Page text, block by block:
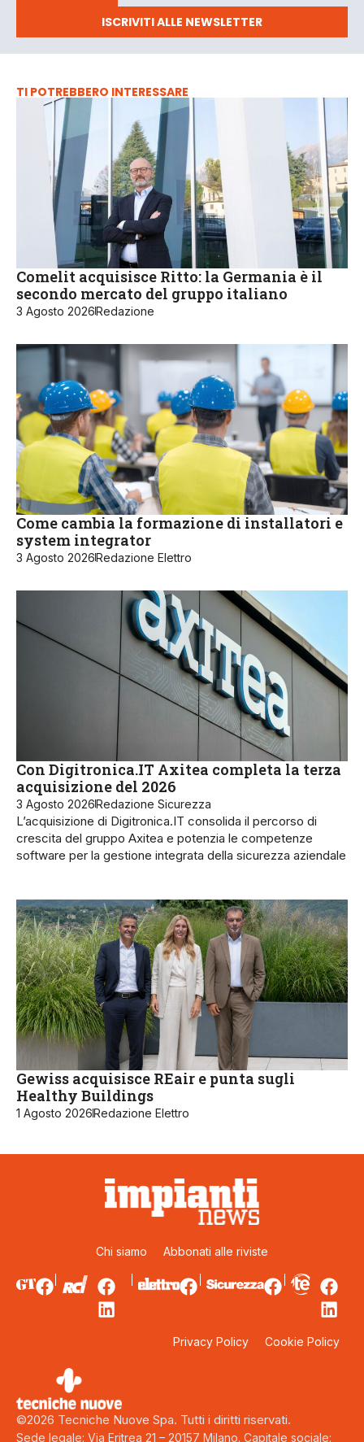
ISCRIVITI ALLE NEWSLETTER
TI POTREBBERO INTERESSARE
Comelit acquisisce Ritto: la Germania è il
secondo mercato del gruppo italiano
3 Agosto 2026Redazione
Come cambia la formazione di installatori e
system integrator
3 Agosto 2026Redazione Elettro
Con Digitronica.IT Axitea completa la terza
acquisizione del 2026
3 Agosto 2026Redazione Sicurezza
L’acquisizione di Digitronica.IT consolida il percorso di
crescita del gruppo Axitea e potenzia le competenze
software per la gestione integrata della sicurezza aziendale
Gewiss acquisisce REair e punta sugli
Healthy Buildings
1 Agosto 2026Redazione Elettro
Chi siamo Abbonati alle riviste
Privacy Policy Cookie Policy
©2026 Tecniche Nuove Spa. Tutti i diritti riservati.
Sede legale: Via Eritrea 21 – 20157 Milano. Capitale sociale: